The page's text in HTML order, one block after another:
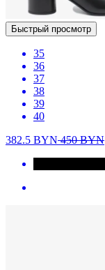
Быстрый просмотр
35
36
37
38
39
40
382.5 BYN450BYN